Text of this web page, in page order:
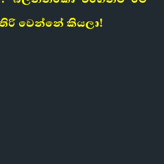
වෙන්නේ කියලා!